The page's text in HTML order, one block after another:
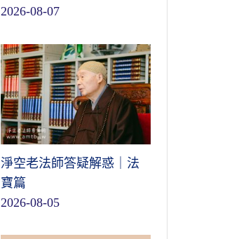
2026-08-07
淨空老法師答疑解惑｜法
寶篇
2026-08-05